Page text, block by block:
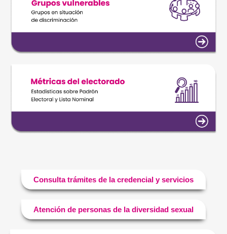
Consulta trámites de la credencial y servicios
Atención de personas de la diversidad sexual